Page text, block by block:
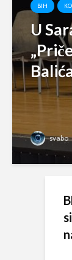
BIH
U
svabo